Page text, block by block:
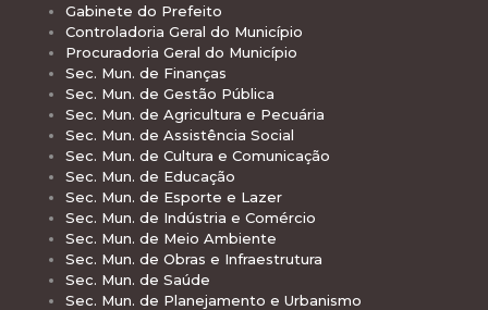
Gabinete do Prefeito
Controladoria Geral do Município
Procuradoria Geral do Município
Sec. Mun. de Finanças
Sec. Mun. de Gestão Pública
Sec. Mun. de Agricultura e Pecuária
Sec. Mun. de Assistência Social
Sec. Mun. de Cultura e Comunicação
Sec. Mun. de Educação
Sec. Mun. de Esporte e Lazer
Sec. Mun. de Indústria e Comércio
Sec. Mun. de Meio Ambiente
Sec. Mun. de Obras e Infraestrutura
Sec. Mun. de Saúde
Sec. Mun. de Planejamento e Urbanismo